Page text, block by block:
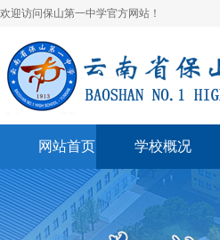
欢迎访问保山第一中学官方网站！
网站首页 学校概况
学校简介
领导班子